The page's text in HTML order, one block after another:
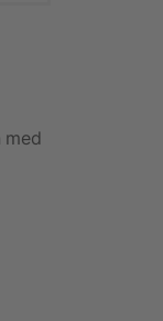
med